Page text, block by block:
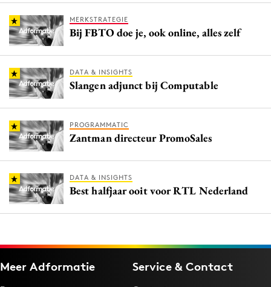
MERKSTRATEGIE
Bij FBTO doe je, ook online, alles zelf
DATA & INSIGHTS
Slangen adjunct bij Computable
PROGRAMMATIC
Zantman directeur PromoSales
DATA & INSIGHTS
Best halfjaar ooit voor RTL Nederland
Meer Adformatie Service & Contact